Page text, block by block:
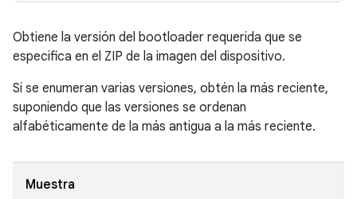
Obtiene la versión del bootloader requerida que se
especifica en el ZIP de la imagen del dispositivo.
Si se enumeran varias versiones, obtén la más reciente,
suponiendo que las versiones se ordenan
alfabéticamente de la más antigua a la más reciente.
Muestra